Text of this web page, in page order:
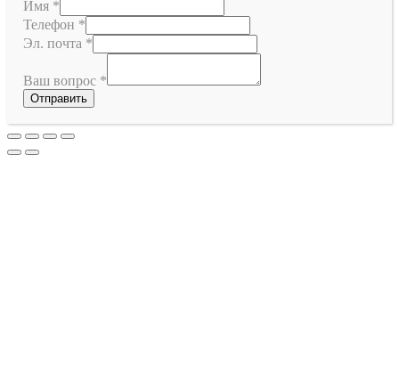
Имя *
Телефон *
Эл. почта *
Ваш вопрос *
Отправить